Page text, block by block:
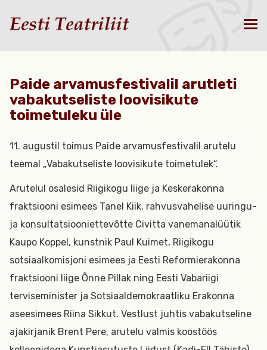
Paide arvamusfestivalil arutleti
vabakutseliste loovisikute
toimetuleku üle
11. augustil toimus Paide arvamusfestivalil arutelu
teemal „Vabakutseliste loovisikute toimetulek“.
Arutelul osalesid Riigikogu liige ja Keskerakonna
fraktsiooni esimees Tanel Kiik, rahvusvahelise uuringu-
ja konsultatsiooniettevõtte Civitta vanemanalüütik
Kaupo Koppel, kunstnik Paul Kuimet, Riigikogu
sotsiaalkomisjoni esimees ja Eesti Reformierakonna
fraktsiooni liige Õnne Pillak ning Eesti Vabariigi
terviseminister ja Sotsiaaldemokraatliku Erakonna
aseesimees Riina Sikkut. Vestlust juhtis vabakutseline
ajakirjanik Brent Pere, arutelu valmis koostöös